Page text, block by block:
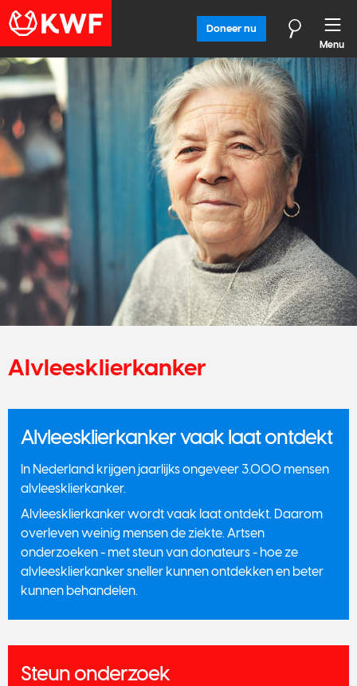
Doneer nu
Menu
Alvleesklierkanker
Alvleesklierkanker vaak laat ontdekt
In Nederland krijgen jaarlijks ongeveer 3.000 mensen
alvleesklierkanker.​
Alvleesklierkanker wordt vaak laat ontdekt. Daarom
overleven weinig mensen de ziekte. Artsen
onderzoeken - met steun van donateurs - hoe ze
alvleesklierkanker sneller kunnen ontdekken en beter
kunnen behandelen.
Steun onderzoek